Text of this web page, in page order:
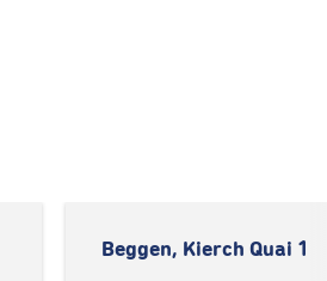
Beggen, Kierch Quai 1